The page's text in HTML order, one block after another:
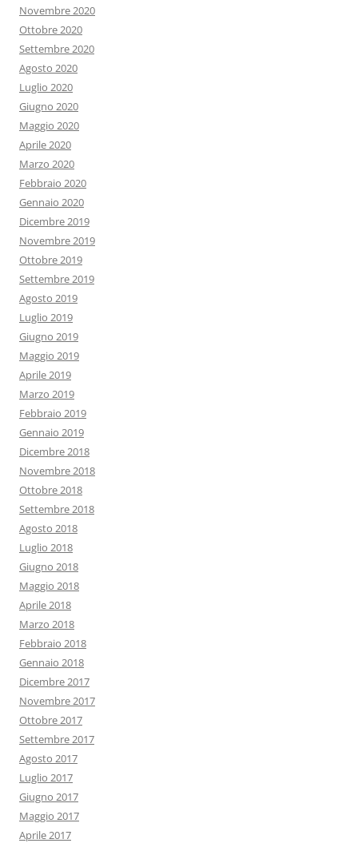
Novembre 2020
Ottobre 2020
Settembre 2020
Agosto 2020
Luglio 2020
Giugno 2020
Maggio 2020
Aprile 2020
Marzo 2020
Febbraio 2020
Gennaio 2020
Dicembre 2019
Novembre 2019
Ottobre 2019
Settembre 2019
Agosto 2019
Luglio 2019
Giugno 2019
Maggio 2019
Aprile 2019
Marzo 2019
Febbraio 2019
Gennaio 2019
Dicembre 2018
Novembre 2018
Ottobre 2018
Settembre 2018
Agosto 2018
Luglio 2018
Giugno 2018
Maggio 2018
Aprile 2018
Marzo 2018
Febbraio 2018
Gennaio 2018
Dicembre 2017
Novembre 2017
Ottobre 2017
Settembre 2017
Agosto 2017
Luglio 2017
Giugno 2017
Maggio 2017
Aprile 2017